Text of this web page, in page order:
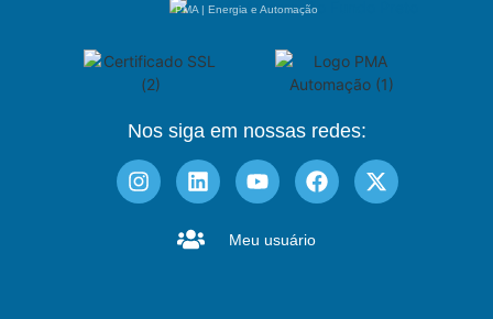
PMA | Energia e Automação
Nos siga em nossas redes:
Meu usuário